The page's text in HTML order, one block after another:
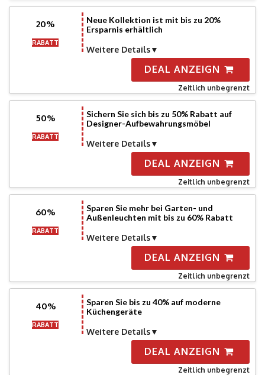
20%
RABATT
Neue Kollektion ist mit bis zu 20%
Ersparnis erhältlich
Weitere Details
DEAL ANZEIGN
Zeitlich unbegrenzt
50%
RABATT
Sichern Sie sich bis zu 50% Rabatt auf
Designer-Aufbewahrungsmöbel
Weitere Details
DEAL ANZEIGN
Zeitlich unbegrenzt
60%
RABATT
Sparen Sie mehr bei Garten- und
Außenleuchten mit bis zu 60% Rabatt
Weitere Details
DEAL ANZEIGN
Zeitlich unbegrenzt
40%
RABATT
Sparen Sie bis zu 40% auf moderne
Küchengeräte
Weitere Details
DEAL ANZEIGN
Zeitlich unbegrenzt